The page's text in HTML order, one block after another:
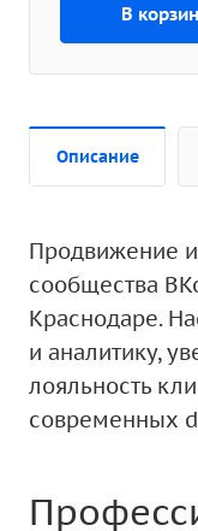
В
Описание
Продвижение
сообщества
Краснодаре.
и аналитику,
лояльность
современных